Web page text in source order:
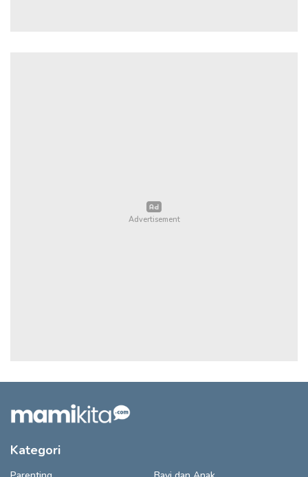
Kategori